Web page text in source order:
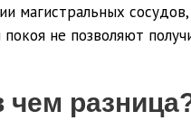
магистральных
не позволяют